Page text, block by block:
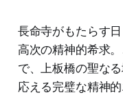
長命寺がもたらす
高次の精神的希求
で、上板橋の聖な
応える完璧な精神